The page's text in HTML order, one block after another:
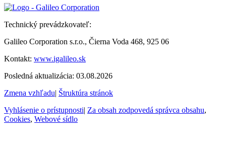
Technický prevádzkovateľ:
Galileo Corporation s.r.o., Čierna Voda 468, 925 06
Kontakt: www.igalileo.sk
Posledná aktualizácia: 03.08.2026
Zmena vzhľadu| Štruktúra stránok
Vyhlásenie o prístupnosti| Za obsah zodpovedá správca obsahu,
Cookies, Webové sídlo